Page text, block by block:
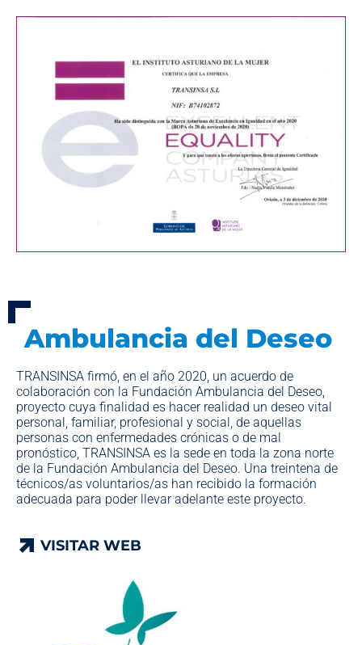
Ambulancia del Deseo
TRANSINSA firmó, en el año 2020, un acuerdo de
colaboración con la Fundación Ambulancia del Deseo,
proyecto cuya finalidad es hacer realidad un deseo vital
personal, familiar, profesional y social, de aquellas
personas con enfermedades crónicas o de mal
pronóstico, TRANSINSA es la sede en toda la zona norte
de la Fundación Ambulancia del Deseo. Una treintena de
técnicos/as voluntarios/as han recibido la formación
adecuada para poder llevar adelante este proyecto.
VISITAR WEB